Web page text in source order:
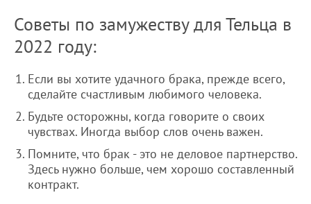
Советы по замужеству для Тельца в
2022 году:
Если вы хотите удачного брака, прежде всего,
сделайте счастливым любимого человека.
Будьте осторожны, когда говорите о своих
чувствах. Иногда выбор слов очень важен.
Помните, что брак - это не деловое партнерство.
Здесь нужно больше, чем хорошо составленный
контракт.